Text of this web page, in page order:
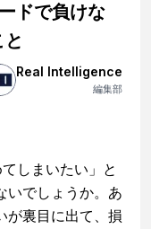
ドで負けな
Real Intelligence
編集部
しまいたい」と
いでしょうか。あ
が裏目に出て、損